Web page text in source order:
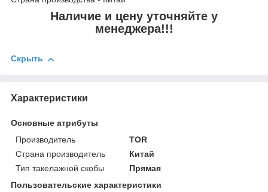
Наличие и цену уточняйте у
менеджера!!!
Скрыть
Характеристики
Основные атрибуты
Производитель
TOR
Страна производитель
Китай
Тип такелажной скобы
Прямая
Пользовательские характеристики